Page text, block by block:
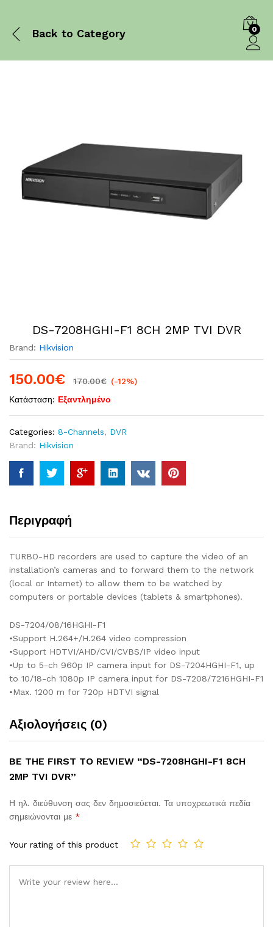
Back to Category 0
DS-7208HGHI-F1 8CH 2MP TVI DVR
Brand: Hikvision
150.00€ 170.00€ (-12%)
Κατάσταση: Εξαντλημένο
Categories: 8-Channels, DVR
Brand: Hikvision
Περιγραφή
TURBO-HD recorders are used to capture the video of an
installation’s cameras and to forward them to the network
(local or Internet) to allow them to be watched by
computers or portable devices (tablets & smartphones).
DS-7204/08/16HGHI-F1
•Support H.264+/H.264 video compression
•Support HDTVI/AHD/CVI/CVBS/IP video input
•Up to 5-ch 960p IP camera input for DS-7204HGHI-F1, up
to 10/18-ch 1080p IP camera input for DS-7208/7216HGHI-F1
•Max. 1200 m for 720p HDTVI signal
Αξιολογήσεις (0)
BE THE FIRST TO REVIEW “DS-7208HGHI-F1 8CH
2MP TVI DVR”
Η ηλ. διεύθυνση σας δεν δημοσιεύεται. Τα υποχρεωτικά πεδία
σημειώνονται με *
Your rating of this product